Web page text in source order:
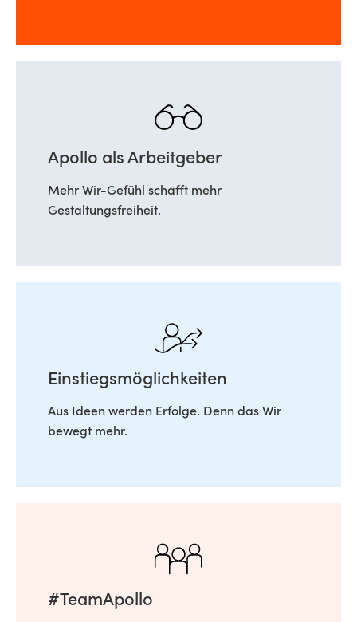
Apollo als Arbeitgeber
Mehr Wir-Gefühl schafft mehr
Gestaltungsfreiheit.
Einstiegsmöglichkeiten
Aus Ideen werden Erfolge. Denn das Wir
bewegt mehr.
#TeamApollo